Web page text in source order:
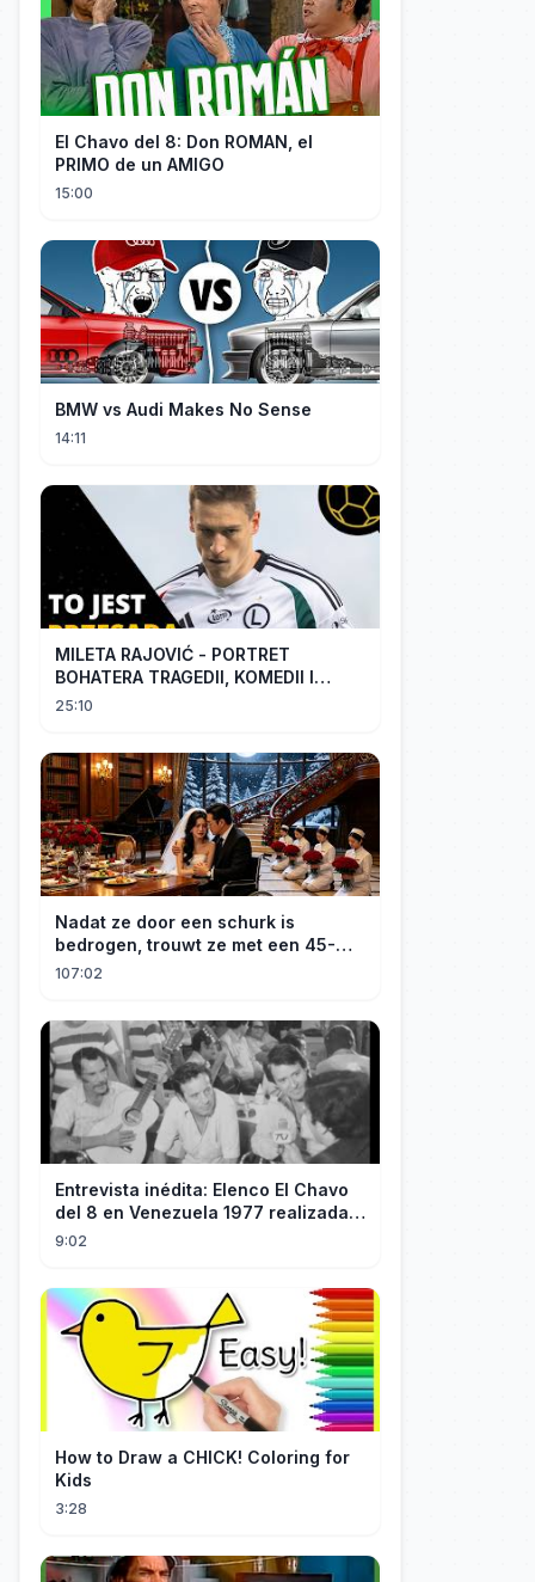
El Chavo del 8: Don ROMAN, el
PRIMO de un AMIGO
15:00
BMW vs Audi Makes No Sense
14:11
MILETA RAJOVIĆ - PORTRET
BOHATERA TRAGEDII, KOMEDII I
DRAMATU
25:10
Nadat ze door een schurk is
bedrogen, trouwt ze met een 45-
jarige, gehandicapte CEO. Verslaafd
107:02
Entrevista inédita: Elenco El Chavo
del 8 en Venezuela 1977 realizada
por "60 Minutos" de TVN Chile
9:02
How to Draw a CHICK! Coloring for
Kids
3:28